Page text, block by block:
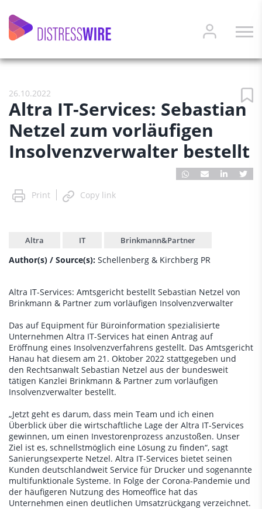
26.10.2022
Altra IT-Services: Sebastian
Netzel zum vorläufigen
Insolvenzverwalter bestellt
Print Copy link
Altra IT Brinkmann&Partner
Author(s) / Source(s): Schellenberg & Kirchberg PR
Altra IT-Services: Amtsgericht bestellt Sebastian Netzel von
Brinkmann & Partner zum vorläufigen Insolvenzverwalter
Das auf Equipment für Büroinformation spezialisierte
Unternehmen Altra IT-Services hat einen Antrag auf
Eröffnung eines Insolvenzverfahrens gestellt. Das Amtsgericht
Hanau hat diesem am 21. Oktober 2022 stattgegeben und
den Rechtsanwalt Sebastian Netzel aus der bundesweit
tätigen Kanzlei Brinkmann & Partner zum vorläufigen
Insolvenzverwalter bestellt.
„Jetzt geht es darum, dass mein Team und ich einen
Überblick über die wirtschaftliche Lage der Altra IT-Services
gewinnen, um einen Investorenprozess anzustoßen. Unser
Ziel ist es, schnellstmöglich eine Lösung zu finden“, sagt
Sanierungsexperte Netzel. Altra IT-Services bietet seinen
Kunden deutschlandweit Service für Drucker und sogenannte
multifunktionale Systeme. In Folge der Corona-Pandemie und
der häufigeren Nutzung des Homeoffice hat das
Unternehmen einen deutlichen Umsatzrückgang verzeichnet.